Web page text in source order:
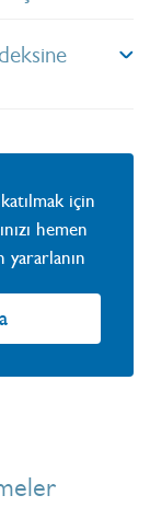
için
hemen
yararlanın